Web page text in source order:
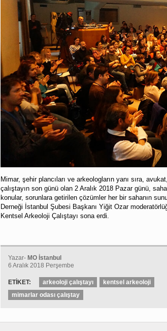
Mimar, şehir plancıları ve arkeologların yanı sıra,
çalıştayın son günü olan 2 Aralık 2018 Pazar günü,
konular, sorunlara getirilen çözümler her bir sahanın
Derneği İstanbul Şubesi Başkanı Yiğit Ozar
Kentsel Arkeoloji Çalıştayı sona erdi.
Yazar- MO İstanbul
6 Aralık 2018 Perşembe
ETİKET: arkeoloji çalıştayı
kentsel arkeoloji
mimarlar odası çalıştay